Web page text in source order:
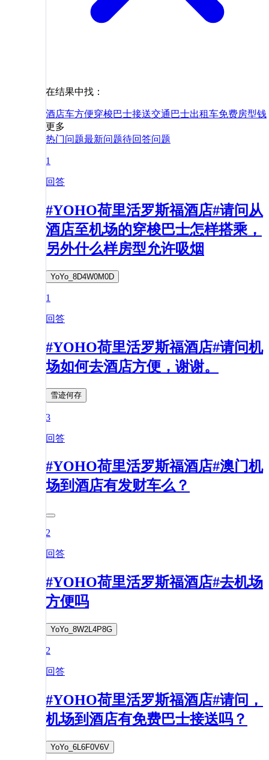
在结果中找：
酒店车方便穿梭巴士接送交通 巴士出租车免费房型钱
更多
热门问题最新问题待回答问题
1
回答
#YOHO荷里活罗斯福酒店#请问从
酒店至机场的穿梭巴士怎样搭乘，
另外什么样房型允许吸烟
YoYo_8D4W0M0D
1
回答
#YOHO荷里活罗斯福酒店#请问机
场如何去酒店方便，谢谢。
雪迹何存
3
回答
#YOHO荷里活罗斯福酒店#澳门机
场到酒店有发财车么？
2
回答
#YOHO荷里活罗斯福酒店#去机场
方便吗
YoYo_8W2L4P8G
2
回答
#YOHO荷里活罗斯福酒店#请问，
机场到酒店有免费巴士接送吗？
YoYo_6L6F0V6V